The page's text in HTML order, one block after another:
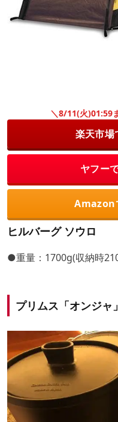
＼8/11(火)01:59
楽天市場
ヤフー
Amazon
ヒルバーグ ソウロ
●重量：1700g(収納時
プリムス「オンジャ」